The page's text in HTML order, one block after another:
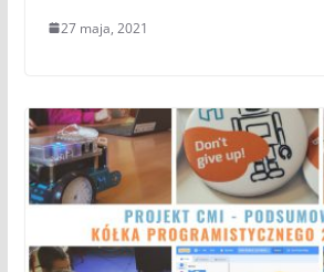
27 maja, 2021